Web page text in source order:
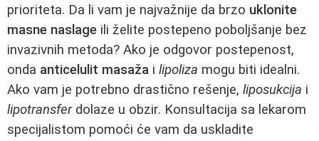
prioriteta. Da li vam je najvažnije da brzo uklonite
masne naslage ili želite postepeno poboljšanje bez
invazivnih metoda? Ako je odgovor postepenost,
onda anticelulit masaža i lipoliza mogu biti idealni.
Ako vam je potrebno drastično rešenje, liposukcija i
lipotransferdolaze u obzir. Konsultacija sa lekarom
specijalistom pomoći će vam da uskladite